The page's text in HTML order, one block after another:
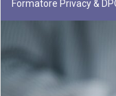
Formatore Privacy &